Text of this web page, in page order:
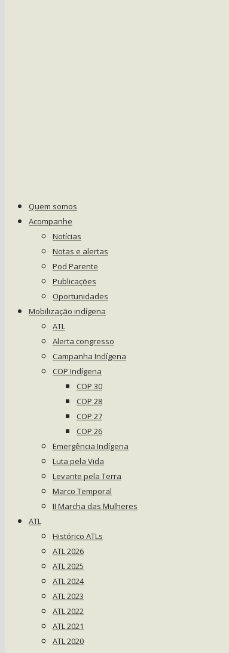
Quem somos
Acompanhe
Notícias
Notas e alertas
Pod Parente
Publicações
Oportunidades
Mobilização indígena
ATL
Alerta congresso
Campanha Indígena
COP Indígena
COP 30
COP 28
COP 27
COP 26
Emergência Indígena
Luta pela Vida
Levante pela Terra
Marco Temporal
II Marcha das Mulheres
ATL
Histórico ATLs
ATL 2026
ATL 2025
ATL 2024
ATL 2023
ATL 2022
ATL 2021
ATL 2020